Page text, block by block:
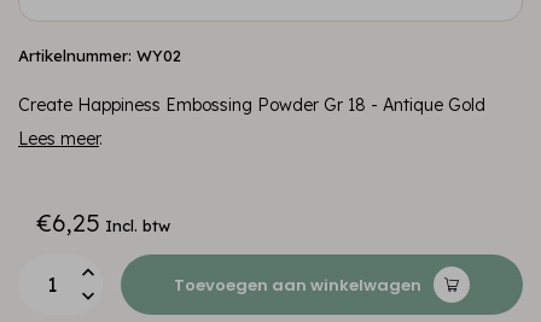
Artikelnummer: WY02
Create Happiness Embossing Powder Gr 18 - Antique Gold
Lees meer.
€6,25 Incl. btw
Toevoegen aan winkelwagen